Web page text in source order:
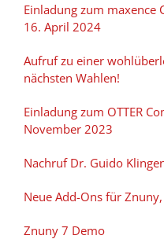
Einladung zum maxence Community Online Treffen am
16. April 2024
Aufruf zu einer
nächsten Wahlen!
Einladung zum OTTER Community Treffen am 23.
November 2023
Nachruf Dr. Guido
Neue Add-Ons für
Znuny 7 Demo